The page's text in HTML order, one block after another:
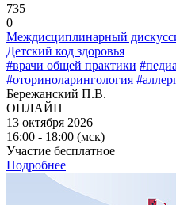
735
0
Междисциплинарный
Детский код здоровья
#врачи общей практики
#оториноларингология
Бережанский П.В.
ОНЛАЙН
13 октября 2026
16:00 - 18:00 (мск)
Участие бесплатное
Подробнее